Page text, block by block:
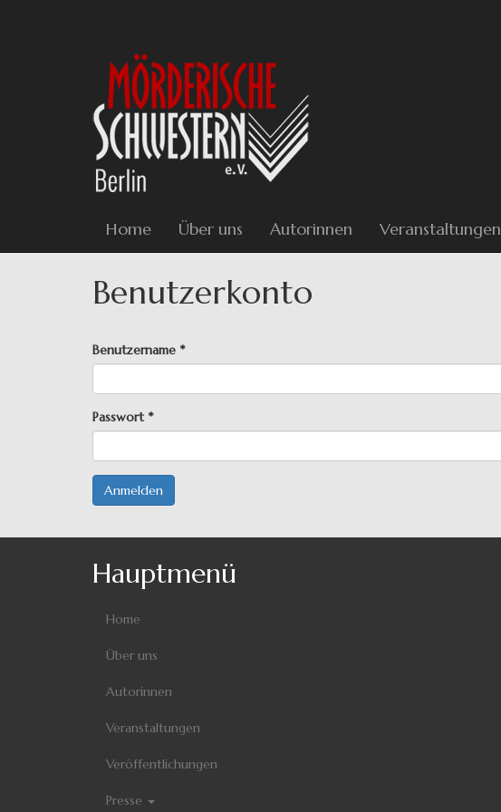
Home Über uns Autorinnen Veranstaltungen
Benutzerkonto
Haupt-
Reiter
Benutzername *
Passwort *
Anmelden
Hauptmenü
Home
Über uns
Autorinnen
Veranstaltungen
Veröffentlichungen
Presse